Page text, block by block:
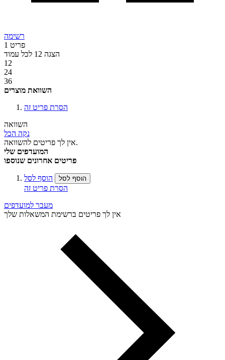
רשימה
1 פריט
הצגה 12 לכל עמוד
12
24
36
השוואת מוצרים
הסרת פריט זה
השוואה
נקה הכל
אין לך פריטים להשוואה.
המועדפים שלי
פריטים אחרונים שנוספו
הוסף לסל הוסף לסל
הסרת פריט זה
מעבר למועדפים
אין לך פריטים ברשימת המשאלות שלך